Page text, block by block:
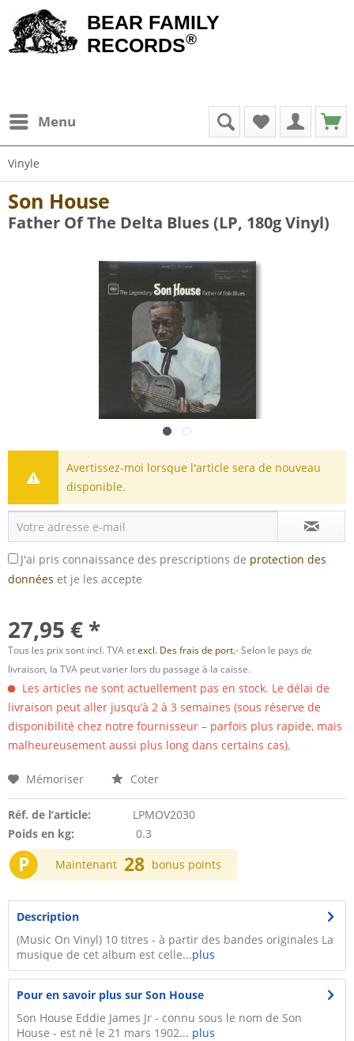
BEAR FAMILY
RECORDS®
Menu
Vinyle
Son House
Father Of The Delta Blues (LP, 180g Vinyl)
Avertissez-moi lorsque l'article sera de nouveau
disponible.
J'ai pris connaissance des prescriptions de protection des
données et je les accepte
27,95 € *
Tous les prix sont incl. TVA etexcl. Des frais de port.- Selon le pays de
livraison, la TVA peut varier lors du passage à la caisse.
Les articles ne sont actuellement pas en stock. Le délai de
livraison peut aller jusqu’à 2 à 3 semaines (sous réserve de
disponibilité chez notre fournisseur – parfois plus rapide, mais
malheureusement aussi plus long dans certains cas).
Mémoriser Coter
Réf. de l’article:
LPMOV2030
Poids en kg:
0.3
P Maintenant 28 bonus points
Description
(Music On Vinyl) 10 titres - à partir des bandes originales La
musique de cet album est celle...plus
Pour en savoir plus sur Son House
Son House Eddie James Jr - connu sous le nom de Son
House - est né le 21 mars 1902... plus